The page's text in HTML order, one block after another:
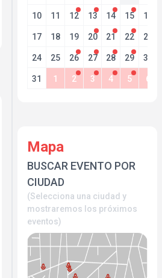
10 11 12 13 14 15 16
17 18 19 20 21 22 23
24 25 26 27 28 29 30
31 1 2 3 4 5 6
Mapa
BUSCAR EVENTO POR
CIUDAD
(Selecciona una ciudad y
mostraremos los próximos
eventos)